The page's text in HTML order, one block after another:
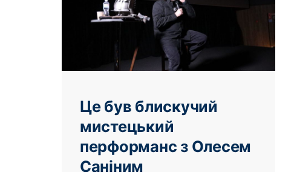
Це був блискучий
мистецький
перформанс з Олесем
Саніним